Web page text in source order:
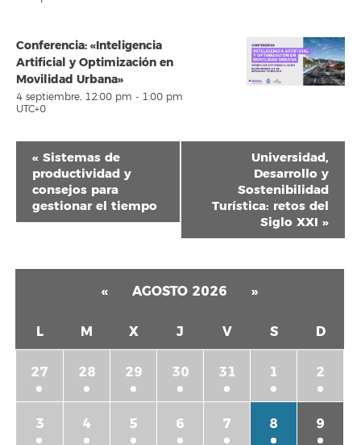
Conferencia: «Inteligencia
Artificial y Optimización en
Movilidad Urbana»
4 septiembre, 12:00 pm - 1:00 pm
UTC+0
Navegación
del
Evento
« Sistemas de
productividad y
consejos para
gestionar el tiempo
Universidad,
Desarrollo y
Sostenibilidad
Turística: retos del
Siglo XXI »
« AGOSTO 2026 »
L M X J V S D
27 28 29 30 31 1 2
3 4 5 6 7 8 9